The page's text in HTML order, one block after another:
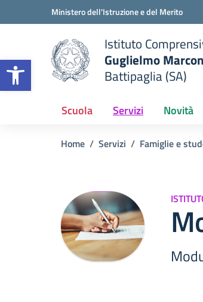
Apri la barra degli
Vai ai contenuti
Vai al menu di navigazioneMinistero dell'Istruzione e del Merito
scuola
Istituto
Guglielmo
Battipaglia (SA)
Scuola Servizi Novità
Home Servizi Famiglie e